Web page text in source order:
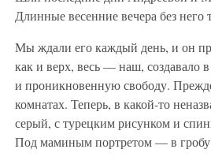
Длинные весенние вечера без него
Мы ждали его каждый день, и он
как и верх, весь — наш,
и проникновенную свободу.
комнатах. Теперь, в какой-то
серый, с турецким рисунком и
Под маминым портретом — в